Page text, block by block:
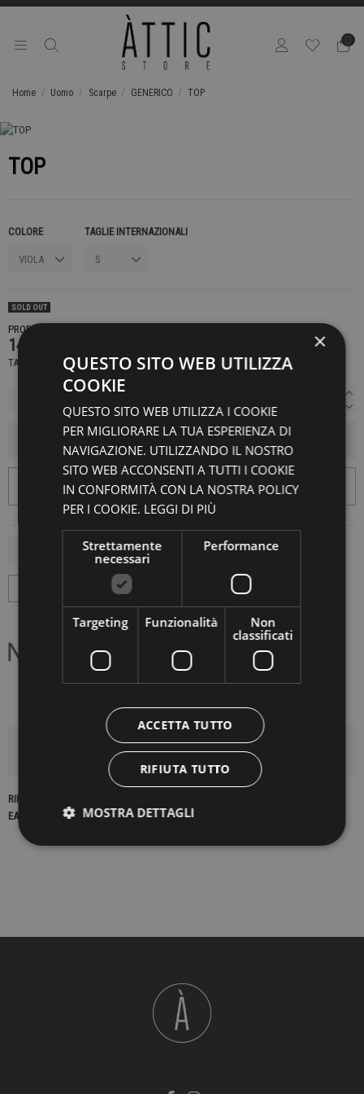
0
Home Uomo Scarpe GENERICO TOP
TOP
COLORE TAGLIE INTERNAZIONALI
SOLD OUT
PRODOTTO NON DISPONIBILE CONTATTACI PER SAPERE DI PIÙ
149,00 €
TASSE INCLUSE
AGGIUNGI AL CARRELLO
DETTAGLI DEL PRODOTTO
RIFERIMENTO
EAN13
2900000419162
×
QUESTO SITO WEB UTILIZZA
COOKIE
QUESTO SITO WEB UTILIZZA I COOKIE
PER MIGLIORARE LA TUA ESPERIENZA DI
NAVIGAZIONE. UTILIZZANDO IL NOSTRO
SITO WEB ACCONSENTI A TUTTI I COOKIE
IN CONFORMITÀ CON LA NOSTRA POLICY
PER I COOKIE. LEGGI DI PIÙ
Strettamente
necessari
Performance
Targeting Funzionalità
Non
classificati
ACCETTA TUTTO
RIFIUTA TUTTO
MOSTRA DETTAGLI